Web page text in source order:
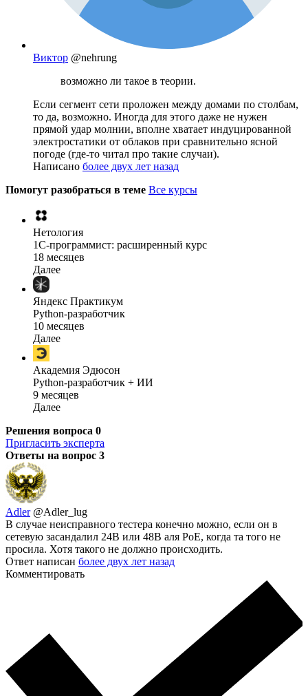
Виктор @nehrung
возможно ли такое в теории.
Если сегмент сети проложен между домами по столбам,
то да, возможно. Иногда для этого даже не нужен
прямой удар молнии, вполне хватает индуцированной
электростатики от облаков при сравнительно ясной
погоде (где-то читал про такие случаи).
Написано более двух лет назад
Помогут разобраться в теме Все курсы
Нетология
1C-программист: расширенный курс
18 месяцев
Далее
Яндекс Практикум
Python-разработчик
10 месяцев
Далее
Академия Эдюсон
Python-разработчик + ИИ
9 месяцев
Далее
Решения вопроса 0
Пригласить эксперта
Ответы на вопрос 3
Adler @Adler_lug
В случае неисправного тестера конечно можно, если он в
сетевую засандалил 24В или 48В аля PoE, когда та того не
просила. Хотя такого не должно происходить.
Ответ написан более двух лет назад
Комментировать